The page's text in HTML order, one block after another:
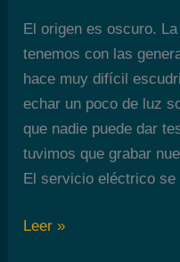
El origen es oscuro.
tenemos con las
hace muy difícil
echar un poco de luz
que nadie puede dar
tuvimos que grabar
El servicio eléctrico se
La
Leer »